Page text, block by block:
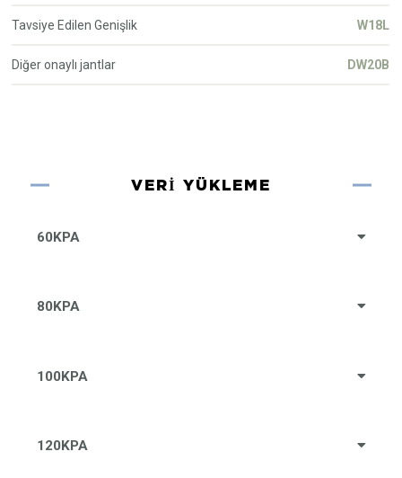
Tavsiye Edilen Genişlik W18L
Diğer onaylı jantlar DW20B
VERI YÜKLEME
60KPA
80KPA
100KPA
120KPA